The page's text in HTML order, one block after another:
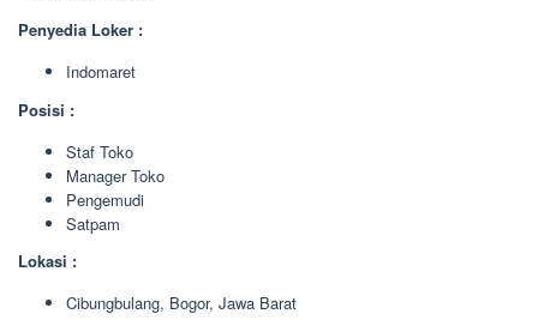
Penyedia Loker :
Indomaret
Posisi :
Staf Toko
Manager Toko
Pengemudi
Satpam
Lokasi :
Cibungbulang, Bogor, Jawa Barat